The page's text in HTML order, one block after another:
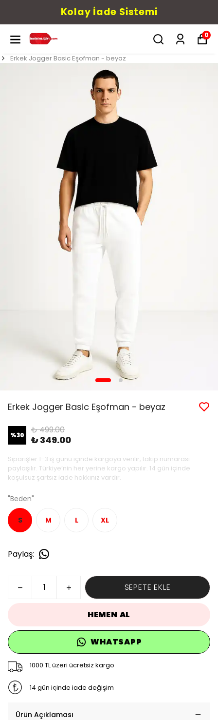
Kolay İade Sistemi
0
Erkek Jogger Basic Eşofman - beyaz
Erkek Jogger Basic Eşofman - beyaz
%30 ₺ 499.00
₺ 349.00
Siparişler 1-3 iş günü içinde kargoya verilir, takip numarası
paylaşılır. Türkiye’nin her yerine kargo yapılır. 14 gün içinde
koşulsuz şartsız iade hakkınız vardır.
"Beden"
S M L XL
Paylaş:
SEPETE EKLE
HEMEN AL
WHATSAPP
1000 TL üzeri ücretsiz kargo
14 gün içinde iade değişim
Ürün Açıklaması